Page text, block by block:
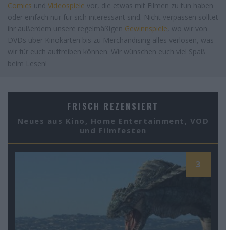
Comics und Videospiele vor, die etwas mit Filmen zu tun haben
oder einfach nur für sich interessant sind. Nicht verpassen solltet
ihr außerdem unsere regelmäßigen Gewinnspiele, wo wir von
DVDs über Kinokarten bis zu Merchandising alles verlosen, was
wir für euch auftreiben können. Wir wünschen euch viel Spaß
beim Lesen!
FRISCH REZENSIERT
Neues aus Kino, Home Entertainment, VOD
und Filmfesten
3